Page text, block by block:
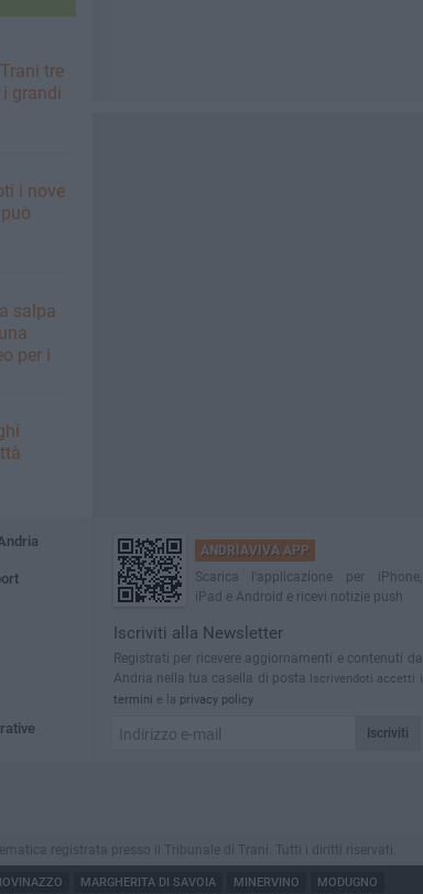
tre
grandi
i nove
salpa
per i
ANDRIAVIVA APP
Scarica l'applicazione per iPhone,
iPad e Android e ricevi notizie push
Iscriviti alla Newsletter
Registrati per ricevere aggiornamenti e contenuti da
Andria nella tua casella di posta
Iscrivendoti accetti i
termini e la privacy policy
Iscriviti
registrata presso il Tribunale di Trani. Tutti i diritti riservati.
MARGHERITA DI SAVOIA MINERVINO MODUGNO